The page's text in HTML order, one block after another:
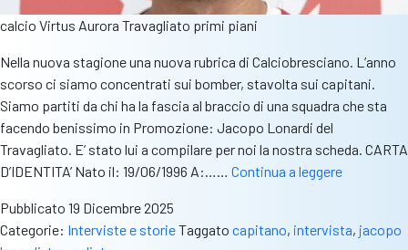
calcio Virtus Aurora Travagliato primi piani
Nella nuova stagione una nuova rubrica di Calciobresciano. L’anno
scorso ci siamo concentrati sui bomber, stavolta sui capitani.
Siamo partiti da chi ha la fascia al braccio di una squadra che sta
facendo benissimo in Promozione: Jacopo Lonardi del
Travagliato. E’ stato lui a compilare per noi la nostra scheda. CARTA
D’IDENTITA’ Nato il: 19/06/1996 A:…… Continua a leggereCapitano
–
Pubblicato 19 Dicembre 2025
Categorie: Interviste e storieTaggato capitano, intervista, jacopo